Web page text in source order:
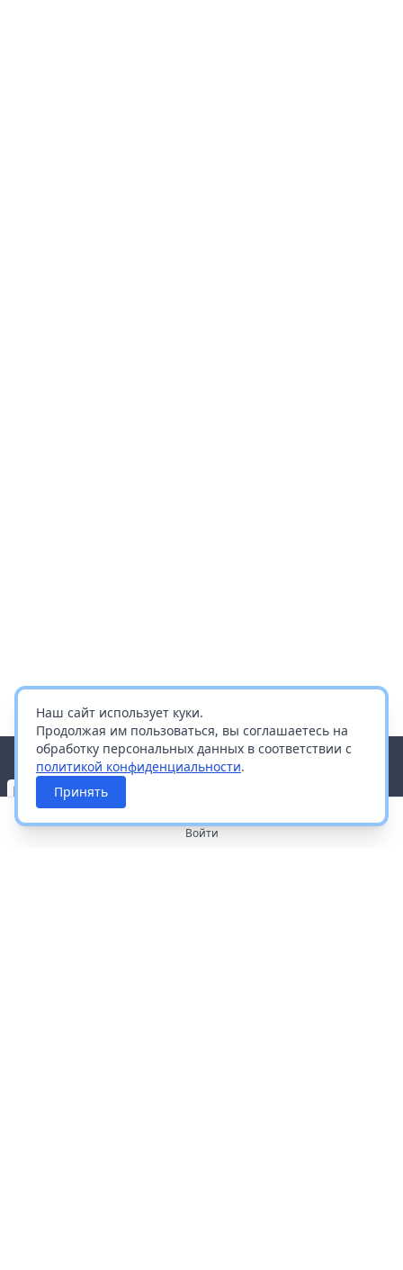
Наш сайт использует куки.
Продолжая им пользоваться, вы соглашаетесь на
обработку персональных данных в соответствии с
политикой конфиденциальности.
Принять
Войти